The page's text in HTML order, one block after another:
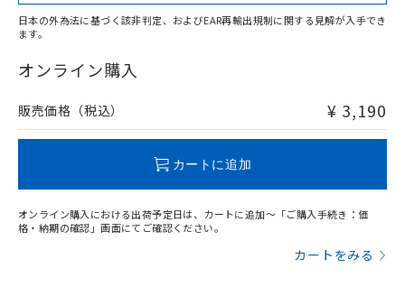
在庫等で未対応品が混在する可能性があります。
問い合わせください。
日本の外為法に基づく該非判定、およびEAR再輸出規制に関する見解が入手でき
ます。
オンライン購入
販売価格（税込） ¥ 3,190
カートに追加
オンライン購入における出荷予定日は、カートに追加～「ご購入手続き：価
格・納期の確認」画面にてご確認ください。
カートをみる